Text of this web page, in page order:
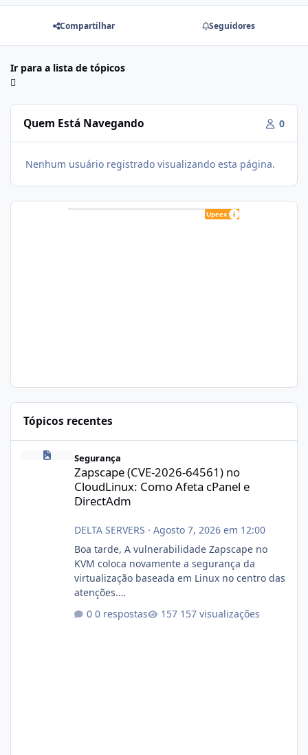
Compartilhar Seguidores
Ir para a lista de tópicos
Quem Está Navegando 0
Nenhum usuário registrado visualizando esta página.
Tópicos recentes
Zapscape (CVE-2026-64561) no CloudLinux: Como Afeta cPanel
Segurança
Zapscape (CVE-2026-64561) no
CloudLinux: Como Afeta cPanel e
DirectAdm
DELTA SERVERS · Agosto 7, 2026 em 12:00
Boa tarde, A vulnerabilidade Zapscape no
KVM coloca novamente a segurança da
virtualização baseada em Linux no centro das
atenções.
https://cloudlinux.statuspage.io/incidents/dlr
xjx23zz5f Criamos uma breve explicação:
0 respostas 157 visualizações